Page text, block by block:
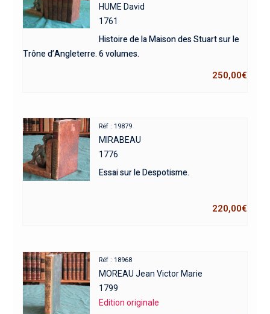
HUME David
1761
Histoire de la Maison des Stuart sur le
Trône d’Angleterre. 6 volumes.
250,00€
Réf : 19879
MIRABEAU
1776
Essai sur le Despotisme.
220,00€
Réf : 18968
MOREAU Jean Victor Marie
1799
Edition originale